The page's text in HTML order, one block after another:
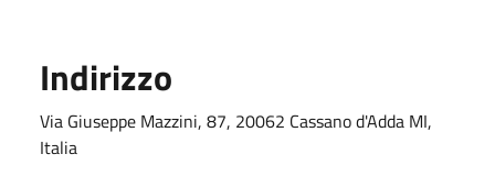
Indirizzo
Via Giuseppe Mazzini, 87, 20062 Cassano d'Adda MI,
Italia